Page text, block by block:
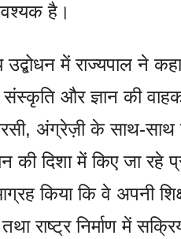
है।
में राज्यपाल ने
और ज्ञान की वाहक
अंग्रेज़ी के साथ-
की दिशा में किए जा रहे
आग्रह किया कि वे अपनी
राष्ट्र निर्माण में